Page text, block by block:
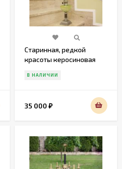
Старинная, редкой
красоты керосиновая
BERLIN"
В НАЛИЧИИ
35 000 ₽